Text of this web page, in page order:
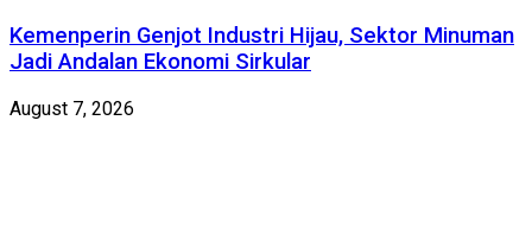
Kemenperin Genjot Industri Hijau, Sektor Minuman
Jadi Andalan Ekonomi Sirkular
August 7, 2026